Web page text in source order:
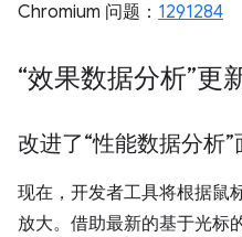
Chromium 问题： 1291284
“效果数据分析”更
改进了“性能数据分析
现在，开发者工具将根据鼠
放大。借助最新的基于光标